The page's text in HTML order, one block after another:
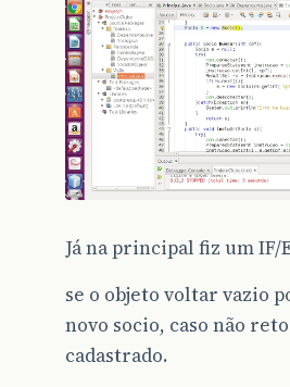
Já na principal fiz um IF/
se o objeto voltar vazio
novo socio, caso não
cadastrado.